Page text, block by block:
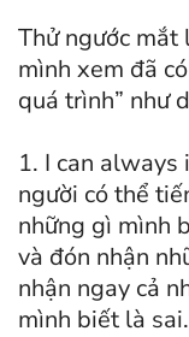
Thử ngước mắt
mình xem đã
quá trình” như
1. I can always
người có thể
những gì mình
và đón nhận
nhận ngay cả
mình biết là